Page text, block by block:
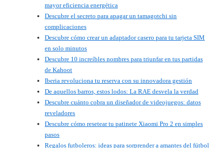
mayor eficiencia energética
Descubre el secreto para apagar un tamagotchi sin
complicaciones
Descubre cómo crear un adaptador casero para tu tarjeta SIM
en solo minutos
Descubre 10 increíbles nombres para triunfar en tus partidas
de Kahoot
Iberia revoluciona tu reserva con su innovadora gestión
De aquellos barros, estos lodos: La RAE desvela la verdad
Descubre cuánto cobra un diseñador de videojuegos: datos
reveladores
Descubre cómo resetear tu patinete Xiaomi Pro 2 en simples
pasos
Regalos futboleros: ideas para sorprender a amantes del fútbol